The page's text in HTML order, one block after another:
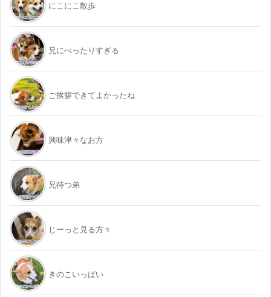
にこにこ散歩
兄にべったりすぎる
ご挨拶できてよかったね
興味津々なお方
兄待つ弟
じーっと見る方々
きのこいっぱい